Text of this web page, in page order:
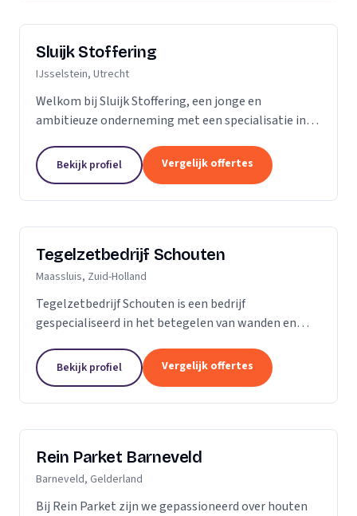
Sluijk Stoffering
IJsselstein, Utrecht
Welkom bij Sluijk Stoffering, een jonge en
ambitieuze onderneming met een specialisatie in
kunnen we zeggen dat we al 20 jaar onze expertise...
Bekijk profiel Vergelijk offertes
Tegelzetbedrijf Schouten
Maassluis, Zuid-Holland
Tegelzetbedrijf Schouten is een bedrijf
gespecialiseerd in het betegelen van wanden en
bedrijven als particulieren. Nieuwbouw- of
renovatieprojecten,...
Bekijk profiel Vergelijk offertes
Rein Parket Barneveld
Barneveld, Gelderland
Bij Rein Parket zijn we gepassioneerd over houten